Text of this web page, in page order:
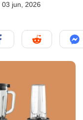
03 jun, 2026